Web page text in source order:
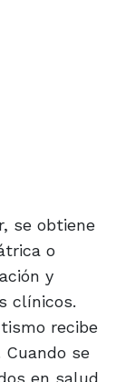
se obtiene
o
y
clínicos.
recibe
se